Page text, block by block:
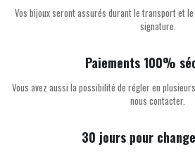
Vos bijoux seront assurés durant le transport et
signature.
Paiements 100%
Vous avez aussi la possibilité de régler en
nous contacter.
30 jours pour